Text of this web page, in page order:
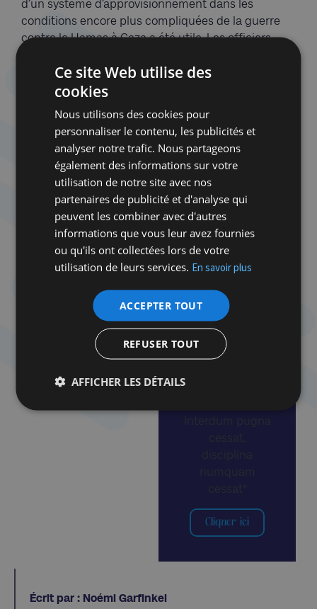
d’un système d’approvisionnement dans les
conditions encore plus compliquées de la guerre
contre le Hamas à Gaza a été utile. Les officiers
l’installation de congélateurs alimentés par
générateur, de fours à pizza, de bars à sushi et de
qu’il n’y avait aucune raison que les combattants
mobilisés contre le Hezbollah au Liban ne
bénéficient pas eux aussi des bons petits plats
Israël.
Lorsque je déplore qu’une partie de mes impôts en
Belgique serve à subsidier des associations socio-
culturelles belges qui promeuvent l’intifada globale,
de Bruxelles à Gaza, et que tant de responsables
politiques aient bradé leur boussole morale pour
quelques voix et un plat de lentilles, je me console
en songeant aux Israéliens dont les impôts
envoient des robots au front pour régaler les
soldats d’entrecôtes fumées et d’ananas juteux.
Cliquer ici
Écrit par : Noémi Garfinkel
Ce site Web utilise des
cookies
Nous utilisons des cookies pour
personnaliser le contenu, les publicités et
analyser notre trafic. Nous partageons
également des informations sur votre
utilisation de notre site avec nos
partenaires de publicité et d'analyse qui
peuvent les combiner avec d'autres
informations que vous leur avez fournies
ou qu'ils ont collectées lors de votre
utilisation de leurs services. En savoir plus
ACCEPTER TOUT
REFUSER TOUT
AFFICHER LES DÉTAILS